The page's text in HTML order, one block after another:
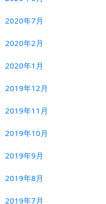
2020年7月
2020年2月
2020年1月
2019年12月
2019年11月
2019年10月
2019年9月
2019年8月
2019年7月